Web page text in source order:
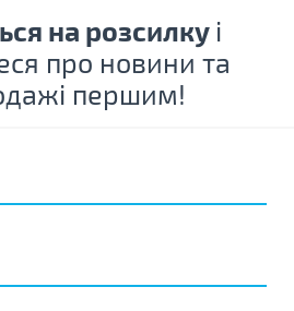
на розсилку і
про новини та
першим!